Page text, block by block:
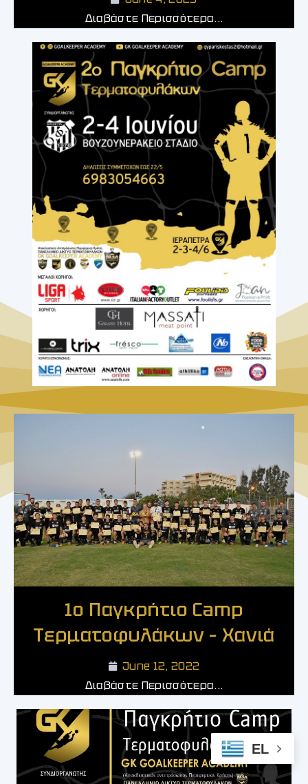
Διαβάστε Περισσότερα...
1ο Παγκρήτιο Camp
Τερματοφυλάκων – Χανιά
June 12, 2022
Διαβάστε Περισσότερα...
EL